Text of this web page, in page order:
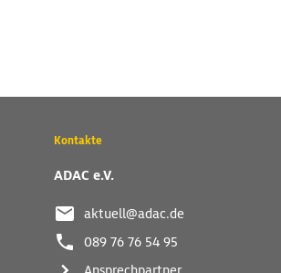
Wichtige
und
Links
Kontakte
ADAC e.V.
aktuell@adac.de
089 76 76 54 95